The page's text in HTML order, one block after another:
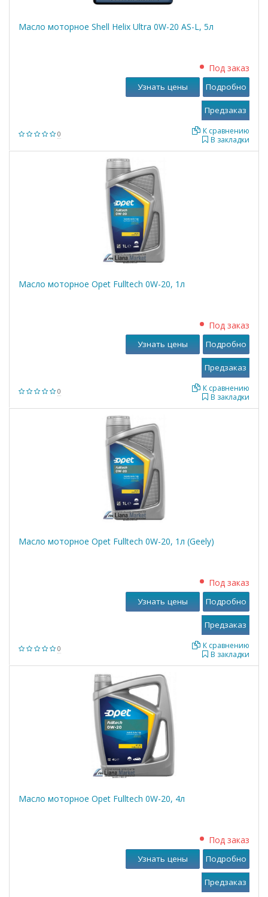
Масло моторное Shell Helix Ultra 0W-20 AS-L, 5л
0
Под заказ
В закладки
К сравнению
Узнать цены Подробно
Масло моторное Opet Fulltech 0W-20, 1л
0
Под заказ
В закладки
К сравнению
Узнать цены Подробно
Масло моторное Opet Fulltech 0W-20, 1л (Geely)
0
Под заказ
В закладки
К сравнению
Узнать цены Подробно
Масло моторное Opet Fulltech 0W-20, 4л
Под заказ
Узнать цены Подробно